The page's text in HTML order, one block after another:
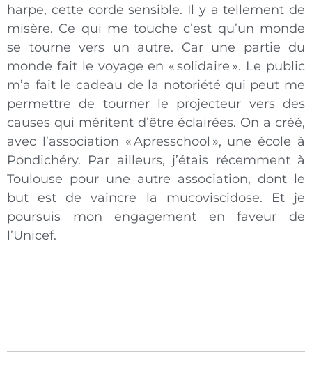
harpe, cette corde sensible. Il y a tellement de
misère. Ce qui me touche c’est qu’un monde
se tourne vers un autre. Car une partie du
monde fait le voyage en « solidaire ». Le public
m’a fait le cadeau de la notoriété qui peut me
permettre de tourner le projecteur vers des
causes qui méritent d’être éclairées. On a créé,
avec l’association « Apresschool », une école à
Pondichéry. Par ailleurs, j’étais récemment à
Toulouse pour une autre association, dont le
but est de vaincre la mucoviscidose. Et je
poursuis mon engagement en faveur de
l’Unicef.